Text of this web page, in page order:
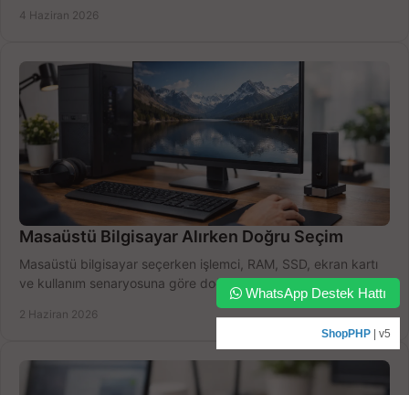
4 Haziran 2026
Masaüstü Bilgisayar Alırken Doğru Seçim
Masaüstü bilgisayar seçerken işlemci, RAM, SSD, ekran kartı
ve kullanım senaryosuna göre doğru modeli bulun, bütçenizi
2 Haziran 2026
WhatsApp Destek Hattı
ShopPHP | v5